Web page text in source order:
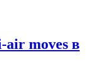
moves в